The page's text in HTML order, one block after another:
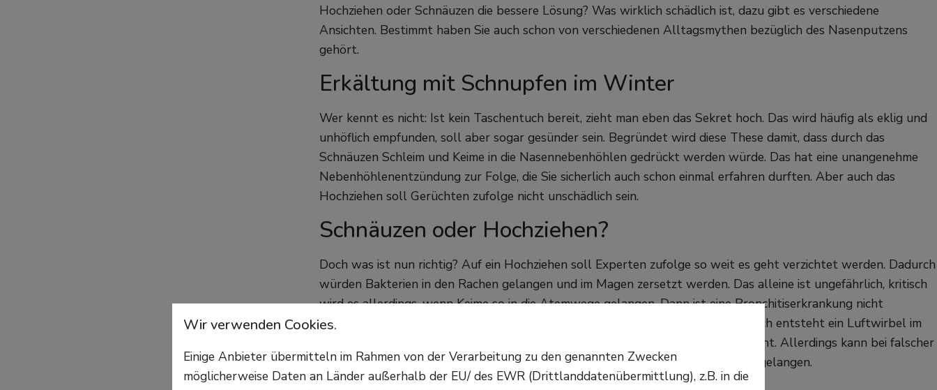
Hochziehen oder Schnäuzen die bessere Lösung? Was wirklich schädlich ist, dazu gibt es verschiedene
Ansichten. Bestimmt haben Sie auch schon von verschiedenen Alltagsmythen bezüglich des Nasenputzens
gehört.
Erkältung mit Schnupfen im Winter
Wer kennt es nicht: Ist kein Taschentuch bereit, zieht man eben das Sekret hoch. Das wird häufig als eklig und
unhöflich empfunden, soll aber sogar gesünder sein. Begründet wird diese These damit, dass durch das
Schnäuzen Schleim und Keime in die Nasennebenhöhlen gedrückt werden würde. Das hat eine unangenehme
Nebenhöhlenentzündung zur Folge, die Sie sicherlich auch schon einmal erfahren durften. Aber auch das
Hochziehen soll Gerüchten zufolge nicht unschädlich sein.
Schnäuzen oder Hochziehen?
Doch was ist nun richtig? Auf ein Hochziehen soll Experten zufolge so weit es geht verzichtet werden. Dadurch
würden Bakterien in den Rachen gelangen und im Magen zersetzt werden. Das alleine ist ungefährlich, kritisch
wird es allerdings, wenn Keime so in die Atemwege gelangen. Dann ist eine Bronchitiserkrankung nicht
auszuschließen. Anders beim Schnäuzen: Durch das Reinigen mit dem Taschentuch entsteht ein Luftwirbel im
Rachenraum, der das Eindringen von Keimen in die Atemluftwege unmöglich macht. Allerdings kann bei falscher
Anwendung das Sekret in die Nebenhöhlen und schlimmstenfalls ins Mittelohr gelangen.
Wir verwenden Cookies.
Einige Anbieter übermitteln im Rahmen von der Verarbeitung zu den genannten Zwecken
möglicherweise Daten an Länder außerhalb der EU/ des EWR (Drittlanddatenübermittlung), z.B. in die